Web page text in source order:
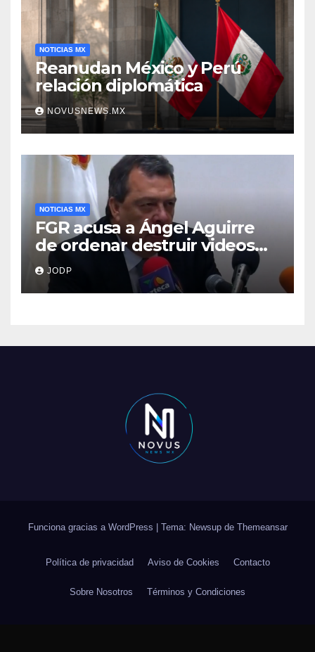
NOTICIAS MX
Reanudan México y Perú
relación diplomática
NOVUSNEWS.MX
NOTICIAS MX
FGR acusa a Ángel Aguirre
de ordenar destruir videos
clave del caso Ayotzinapa
JODP
Funciona gracias a WordPress | Tema: Newsup de Themeansar
Política de privacidad Aviso de Cookies Contacto
Sobre Nosotros Términos y Condiciones